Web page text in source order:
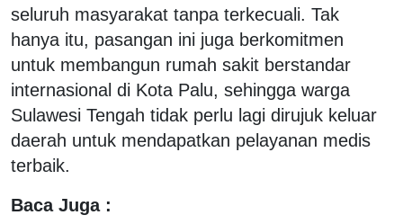
seluruh masyarakat tanpa terkecuali. Tak
hanya itu, pasangan ini juga berkomitmen
untuk membangun rumah sakit berstandar
internasional di Kota Palu, sehingga warga
Sulawesi Tengah tidak perlu lagi dirujuk keluar
daerah untuk mendapatkan pelayanan medis
terbaik.
Baca Juga :